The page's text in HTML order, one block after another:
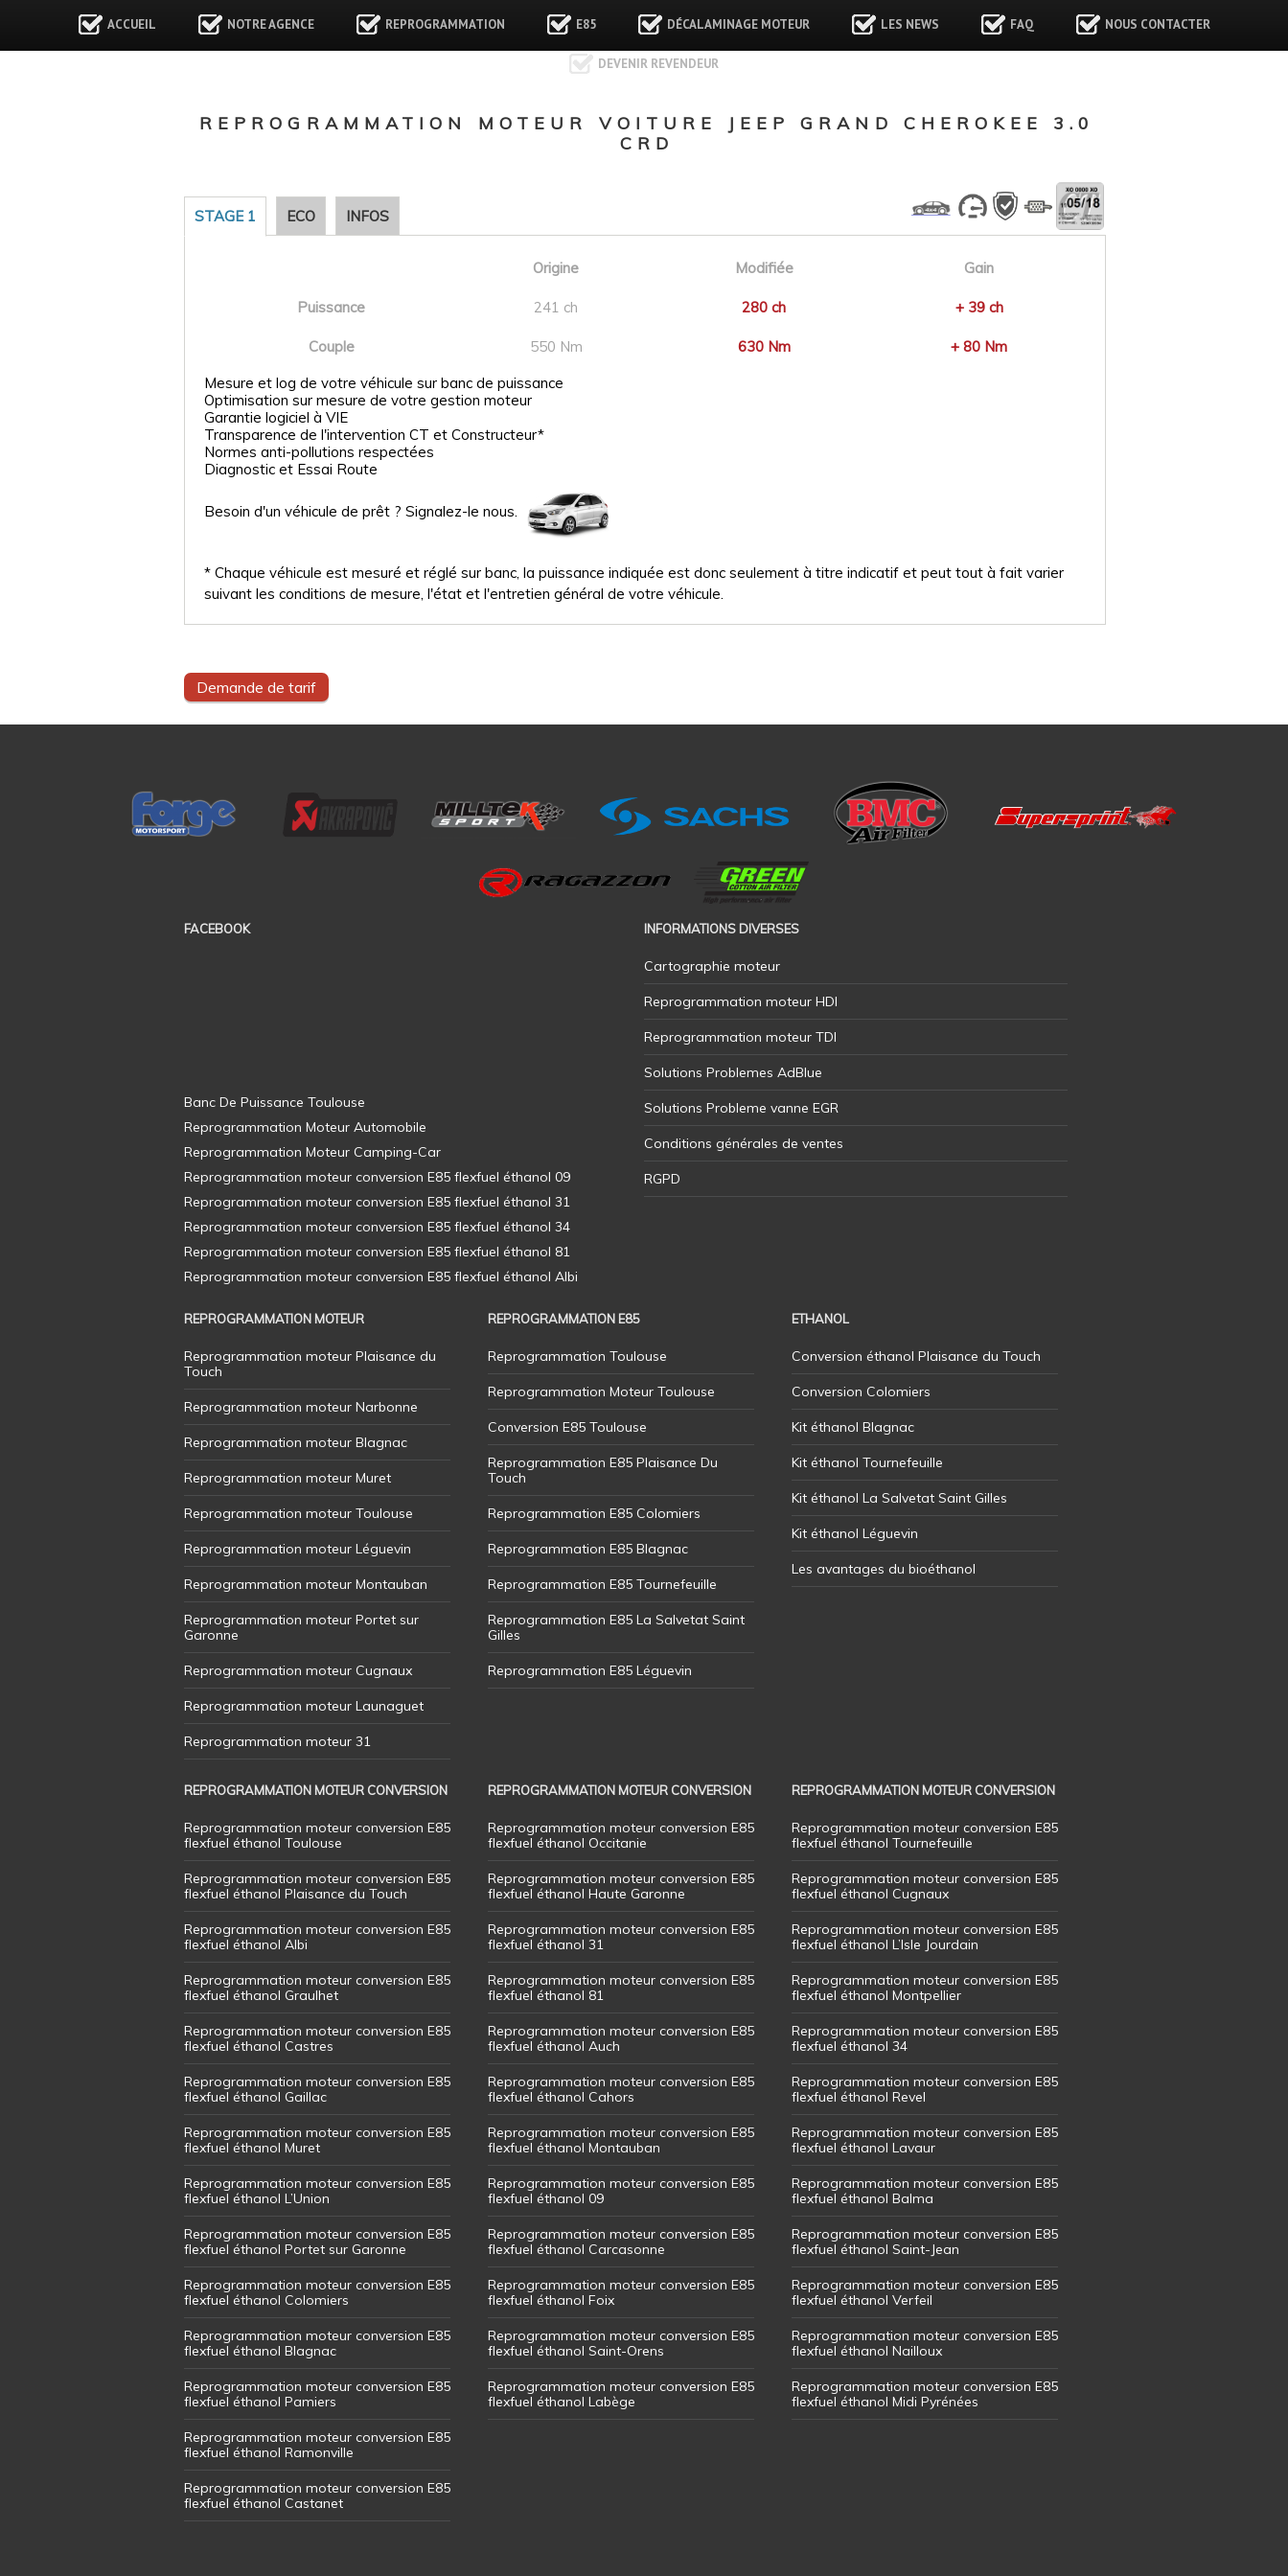
ACCUEIL NOTRE AGENCE REPROGRAMMATION E85 DÉCALAMINAGE MOTEUR LES NEWS FAQ NOUS CONTACTER
DEVENIR REVENDEUR
REPROGRAMMATION MOTEUR VOITURE JEEP GRAND CHEROKEE 3.0
CRD
STAGE 1 ECO INFOS
Origine Modifiée Gain
Puissance 241 ch 280 ch + 39 ch
Couple 550 Nm 630 Nm
+ 80 Nm
Mesure et log de votre véhicule sur banc de puissance
Optimisation sur mesure de votre gestion moteur
Garantie logiciel à VIE
Transparence de l'intervention CT et Constructeur*
Normes anti-pollutions respectées
Diagnostic et Essai Route
Besoin d'un véhicule de prêt ? Signalez-le nous.
* Chaque véhicule est mesuré et réglé sur banc, la puissance indiquée est donc seulement à titre indicatif et peut tout à fait varier
suivant les conditions de mesure, l'état et l'entretien général de votre véhicule.
Demande de tarif
FACEBOOK INFORMATIONS DIVERSES
Cartographie moteur
Reprogrammation moteur HDI
Reprogrammation moteur TDI
Solutions Problemes AdBlue
Solutions Probleme vanne EGR
Conditions générales de ventes
RGPD
REPROGRAMMATION MOTEUR
Reprogrammation moteur Plaisance du
Touch
Reprogrammation moteur Narbonne
Reprogrammation moteur Blagnac
Reprogrammation moteur Muret
Reprogrammation moteur Toulouse
Reprogrammation moteur Léguevin
Reprogrammation moteur Montauban
Reprogrammation moteur Portet sur
Garonne
Reprogrammation moteur Cugnaux
Reprogrammation moteur Launaguet
Reprogrammation moteur 31
REPROGRAMMATION E85
Reprogrammation Toulouse
Reprogrammation Moteur Toulouse
Conversion E85 Toulouse
Reprogrammation E85 Plaisance Du
Touch
Reprogrammation E85 Colomiers
Reprogrammation E85 Blagnac
Reprogrammation E85 Tournefeuille
Reprogrammation E85 La Salvetat Saint
Gilles
Reprogrammation E85 Léguevin
ETHANOL
Conversion éthanol Plaisance du Touch
Conversion Colomiers
Kit éthanol Blagnac
Kit éthanol Tournefeuille
Kit éthanol La Salvetat Saint Gilles
Kit éthanol Léguevin
Les avantages du bioéthanol
REPROGRAMMATION MOTEUR CONVERSION
Reprogrammation moteur conversion E85
flexfuel éthanol Toulouse
Reprogrammation moteur conversion E85
flexfuel éthanol Plaisance du Touch
Reprogrammation moteur conversion E85
flexfuel éthanol Albi
Reprogrammation moteur conversion E85
flexfuel éthanol Graulhet
Reprogrammation moteur conversion E85
flexfuel éthanol Castres
Reprogrammation moteur conversion E85
flexfuel éthanol Gaillac
Reprogrammation moteur conversion E85
flexfuel éthanol Muret
Reprogrammation moteur conversion E85
flexfuel éthanol L’Union
Reprogrammation moteur conversion E85
flexfuel éthanol Portet sur Garonne
Reprogrammation moteur conversion E85
flexfuel éthanol Colomiers
Reprogrammation moteur conversion E85
flexfuel éthanol Blagnac
Reprogrammation moteur conversion E85
flexfuel éthanol Pamiers
Reprogrammation moteur conversion E85
flexfuel éthanol Ramonville
Reprogrammation moteur conversion E85
flexfuel éthanol Castanet
REPROGRAMMATION MOTEUR CONVERSION
Reprogrammation moteur conversion E85
flexfuel éthanol Occitanie
Reprogrammation moteur conversion E85
flexfuel éthanol Haute Garonne
Reprogrammation moteur conversion E85
flexfuel éthanol 31
Reprogrammation moteur conversion E85
flexfuel éthanol 81
Reprogrammation moteur conversion E85
flexfuel éthanol Auch
Reprogrammation moteur conversion E85
flexfuel éthanol Cahors
Reprogrammation moteur conversion E85
flexfuel éthanol Montauban
Reprogrammation moteur conversion E85
flexfuel éthanol 09
Reprogrammation moteur conversion E85
flexfuel éthanol Carcasonne
Reprogrammation moteur conversion E85
flexfuel éthanol Foix
Reprogrammation moteur conversion E85
flexfuel éthanol Saint-Orens
Reprogrammation moteur conversion E85
flexfuel éthanol Labège
REPROGRAMMATION MOTEUR CONVERSION
Reprogrammation moteur conversion E85
flexfuel éthanol Tournefeuille
Reprogrammation moteur conversion E85
flexfuel éthanol Cugnaux
Reprogrammation moteur conversion E85
flexfuel éthanol L’Isle Jourdain
Reprogrammation moteur conversion E85
flexfuel éthanol Montpellier
Reprogrammation moteur conversion E85
flexfuel éthanol 34
Reprogrammation moteur conversion E85
flexfuel éthanol Revel
Reprogrammation moteur conversion E85
flexfuel éthanol Lavaur
Reprogrammation moteur conversion E85
flexfuel éthanol Balma
Reprogrammation moteur conversion E85
flexfuel éthanol Saint-Jean
Reprogrammation moteur conversion E85
flexfuel éthanol Verfeil
Reprogrammation moteur conversion E85
flexfuel éthanol Nailloux
Reprogrammation moteur conversion E85
flexfuel éthanol Midi Pyrénées
Banc De Puissance Toulouse
Reprogrammation Moteur Automobile
Reprogrammation Moteur Camping-Car
Reprogrammation moteur conversion E85 flexfuel éthanol 09
Reprogrammation moteur conversion E85 flexfuel éthanol 31
Reprogrammation moteur conversion E85 flexfuel éthanol 34
Reprogrammation moteur conversion E85 flexfuel éthanol 81
Reprogrammation moteur conversion E85 flexfuel éthanol Albi